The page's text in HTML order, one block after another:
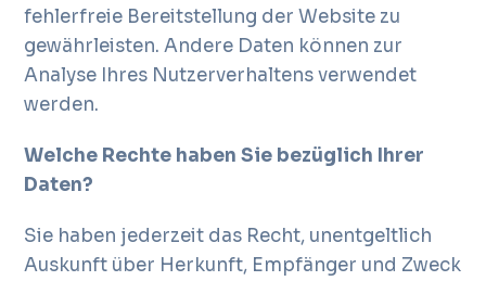
fehlerfreie Bereitstellung der Website zu
gewährleisten. Andere Daten können zur
Analyse Ihres Nutzerverhaltens verwendet
werden.
Welche Rechte haben Sie bezüglich Ihrer
Daten?
Sie haben jederzeit das Recht, unentgeltlich
Auskunft über Herkunft, Empfänger und Zweck